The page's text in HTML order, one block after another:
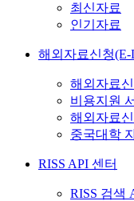
최신자료
인기자료
해외자료신청(E-
해외자료
비용지원
해외자료
중국대학
RISS API 센터
RISS 검색